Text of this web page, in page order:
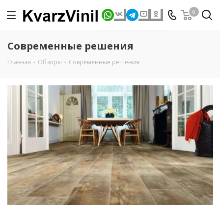
0
Современные решения
Главная - Обзоры - Современные решения